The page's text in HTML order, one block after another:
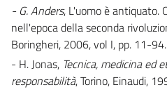
- G. Anders, L'uomo è antiquato.
nell'epoca della seconda
Boringheri, 2006, vol I, pp. 11-94.
- H. Jonas, Tecnica, medicina ed
responsabilità, Torino, Einaudi,